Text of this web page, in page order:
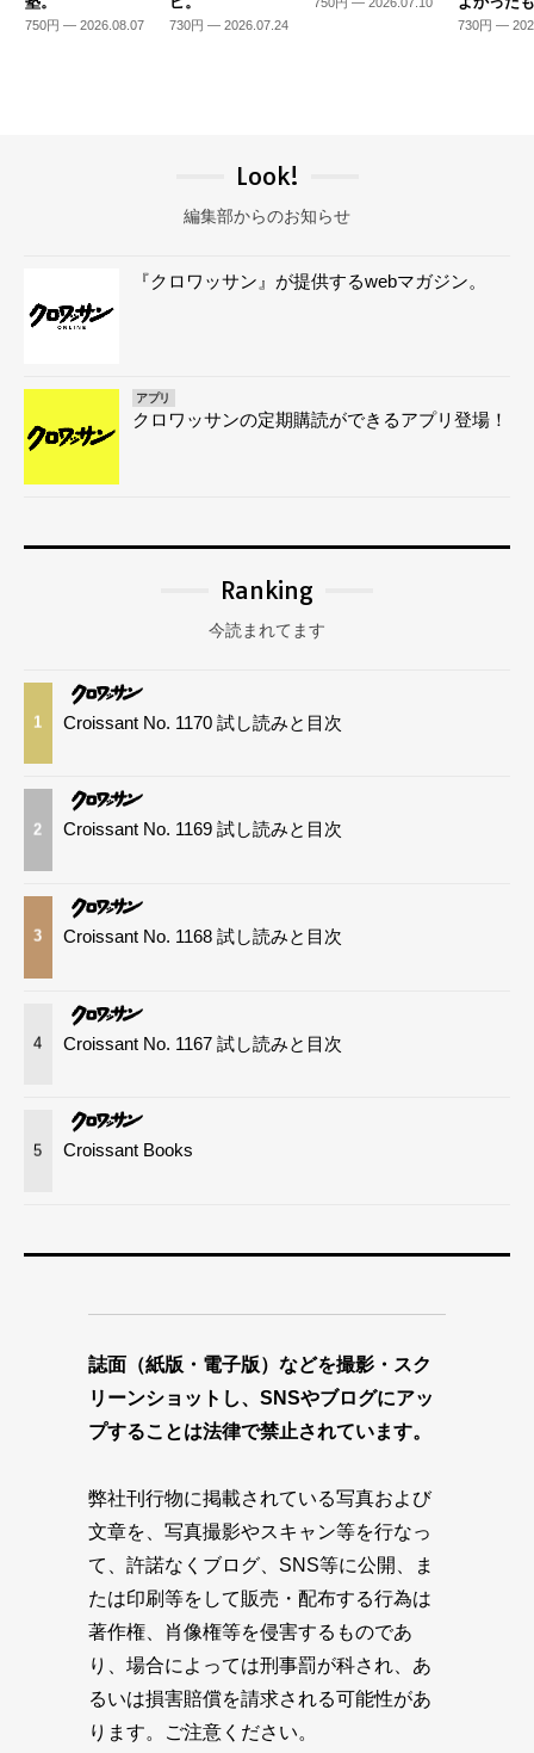
750円 — 2026.08.07 730円 — 2026.07.24 730円 —
Look!
編集部からのお知らせ
『クロワッサン』が提供するwebマガジン。
アプリ
クロワッサンの定期購読ができるアプリ登場！
Ranking
今読まれてます
1 Croissant No. 1170 試し読みと目次
2 Croissant No. 1169 試し読みと目次
3 Croissant No. 1168 試し読みと目次
4 Croissant No. 1167 試し読みと目次
5 Croissant Books
誌面（紙版・電子版）などを撮影・スク
リーンショットし、SNSやブログにアッ
プすることは法律で禁止されています。
弊社刊行物に掲載されている写真および
文章を、写真撮影やスキャン等を行なっ
て、許諾なくブログ、SNS等に公開、ま
たは印刷等をして販売・配布する行為は
著作権、肖像権等を侵害するものであ
り、場合によっては刑事罰が科され、あ
るいは損害賠償を請求される可能性があ
ります。ご注意ください。